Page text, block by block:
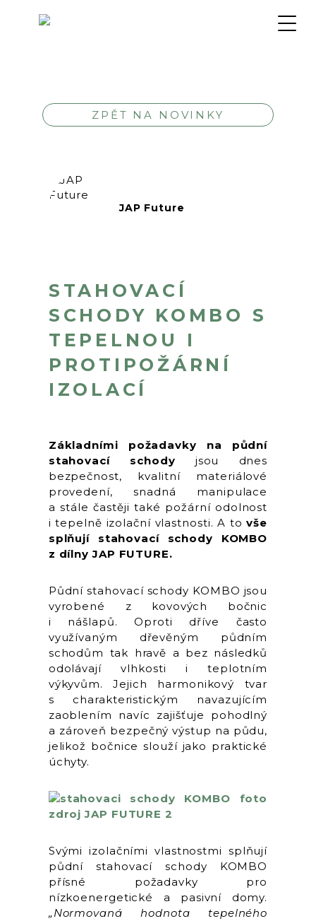
ZPĚT NA NOVINKY
JAP Future
STAHOVACÍ
SCHODY KOMBO S
TEPELNOU I
PROTIPOŽÁRNÍ
IZOLACÍ
Základními požadavky na půdní
stahovací schody jsou dnes
bezpečnost, kvalitní materiálové
provedení, snadná manipulace
a stále častěji také požární odolnost
i tepelně izolační vlastnosti. A tovše
splňují stahovací schody KOMBO
z dílny JAP FUTURE.
Půdní stahovací schody KOMBO jsou
vyrobené z kovových bočnic
i nášlapů. Oproti dříve často
využívaným dřevěným půdním
schodům tak hravě a bez následků
odolávají vlhkosti i teplotním
výkyvům. Jejich harmonikový tvar
s charakteristickým navazujícím
zaoblením navíc zajišťuje pohodlný
a zároveň bezpečný výstup na půdu,
jelikož bočnice slouží jako praktické
úchyty.
Svými izolačními vlastnostmi splňují
půdní stahovací schody KOMBO
přísné požadavky pro
nízkoenergetické a pasivní domy.
„Normovaná hodnota tepelného